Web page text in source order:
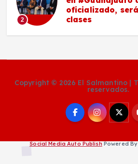
2
oficializado,
clases
Copyright © 2026 El Salmantino |
reservados.
Social Media Auto Publish Powered By